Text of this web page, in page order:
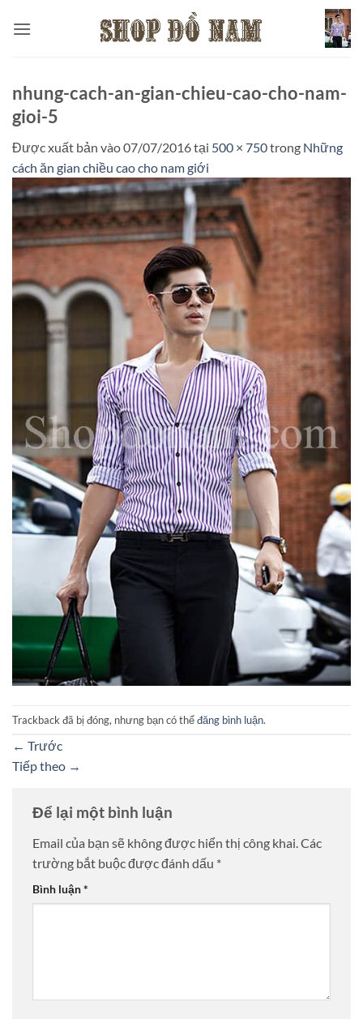
qua
nhung-cach-an-gian-chieu-cao-cho-nam-
gioi-5
Được xuất bản vào07/07/2016tại 500 × 750trong Những
cách ăn gian chiều cao cho nam giới
Trackback đã bị đóng, nhưng bạn có thểđăng bình luận.
← Trước
Tiếp theo →
Để lại một bình luận
Email của bạn sẽ không được hiển thị công khai.Các
trường bắt buộc được đánh dấu *
Bình luận*